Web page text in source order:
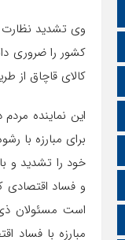
اینستاگرام
اطلاعات سایت
وی تشدید نظارت
کشور را ضروری
کالای قاچاق از
این نماینده
برای مبارزه با
خود را تشدید و
و فساد اقتصادی
است مسئولان
مبارزه با فساد